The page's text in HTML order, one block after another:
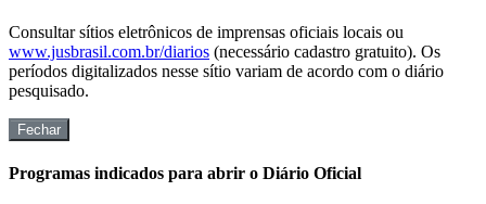
Consultar sítios eletrônicos de imprensas oficiais locais ou
www.jusbrasil.com.br/diarios (necessário cadastro gratuito). Os
períodos digitalizados nesse sítio variam de acordo com o diário
pesquisado.
Fechar
Programas indicados para abrir o Diário Oficial